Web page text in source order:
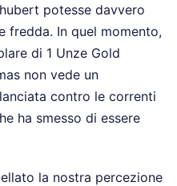
potesse davvero
fredda. In quel momento,
di 1 Unze Gold
non vede un
contro le correnti
ha smesso di essere
la nostra percezione